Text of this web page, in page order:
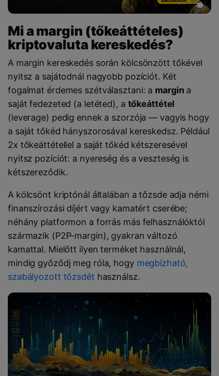
Mi a margin (tőkeáttételes)
kriptovaluta kereskedés?
A margin kereskedés során kölcsönzött tőkével
nyitsz a sajátodnál nagyobb pozíciót. Két
fogalmat érdemes szétválasztani: a margin a
saját fedezeted (a letéted), a tőkeáttétel
(leverage) pedig ennek a szorzója — vagyis hogy
a saját tőkéd hányszorosával kereskedsz. Például
2x tőkeáttétellel a saját tőkéd kétszeresével
nyitsz pozíciót: a nyereség és a veszteség is
kétszereződik.
A kölcsönt kriptónál általában a tőzsde adja némi
finanszírozási díjért vagy kamatért cserébe;
néhány platformon a forrás más felhasználóktól
származik (P2P-margin), gyakran változó
kamattal. Mielőtt ilyen terméket használnál,
mindig győződj meg róla, hogy megbízható,
szabályozott tőzsdét használsz.